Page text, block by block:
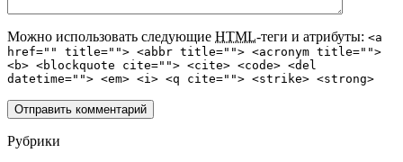
Можно использовать следующие HTML-теги и атрибуты: <a
href="" title=""> <abbr title=""> <acronym title="">
<b> <blockquote cite=""> <cite> <code> <del
datetime=""> <em> <i> <q cite=""> <strike> <strong>
Рубрики